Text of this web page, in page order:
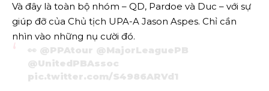
Và đây là toàn bộ nhóm – QD, Pardoe và Duc – với sự
giúp đỡ của Chủ tịch UPA-A Jason Aspes. Chỉ cần
nhìn vào những nụ cười đó.
👀 @PPAtour @MajorLeaguePB
@UnitedPBAssoc
pic.twitter.com/S4986ARVd1